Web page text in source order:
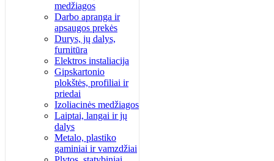
medžiagos
Darbo apranga ir
apsaugos prekės
Durys, jų dalys,
furnitūra
Elektros instaliacija
Gipskartonio
plokštės, profiliai ir
priedai
Izoliacinės medžiagos
Laiptai, langai ir jų
dalys
Metalo, plastiko
gaminiai ir vamzdžiai